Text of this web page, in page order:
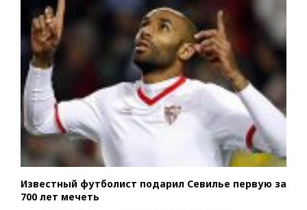
Известный футболист подарил Севилье первую за
700 лет мечеть